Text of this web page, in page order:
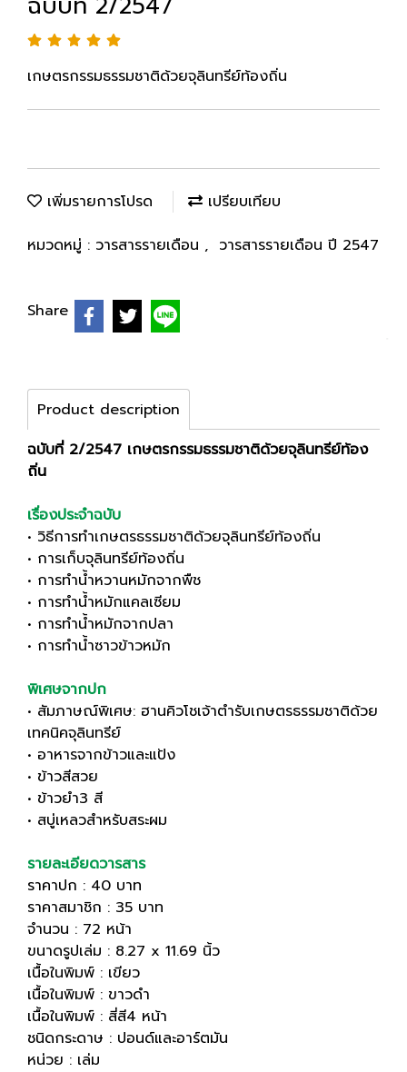
เกษตรกรรมธรรมชาติด้วยจุลินทรีย์ท้องถิ่น
เพิ่มรายการโปรด
เปรียบเทียบ
หมวดหมู่ : วารสารรายเดือน , วารสารรายเดือน ปี 2547
Share
Product description
ฉบับที่ 2/2547 เกษตรกรรมธรรมชาติด้วยจุลินทรีย์ท้อง
ถิ่น
เรื่องประจำฉบับ
• วิธีการทำเกษตรธรรมชาติด้วยจุลินทรีย์ท้องถิ่น
• การเก็บจุลินทรีย์ท้องถิ่น
• การทำน้ำหวานหมักจากพืช
• การทำน้ำหมักแคลเซียม
• การทำน้ำหมักจากปลา
• การทำน้ำซาวข้าวหมัก
พิเศษจากปก
• สัมภาษณ์พิเศษ: ฮานคิวโชเจ้าตำรับเกษตรธรรมชาติด้วย
เทคนิคจุลินทรีย์
• อาหารจากข้าวและแป้ง
• ข้าวสีสวย
• ข้าวยำ3 สี
• สบู่เหลวสำหรับสระผม
รายละเอียดวารสาร
ราคาปก : 40 บาท
ราคาสมาชิก : 35 บาท
จำนวน : 72 หน้า
ขนาดรูปเล่ม : 8.27 x 11.69 นิ้ว
เนื้อในพิมพ์ : เขียว
เนื้อในพิมพ์ : ขาวดำ
เนื้อในพิมพ์ : สี่สี4 หน้า
ชนิดกระดาษ : ปอนด์และอาร์ตมัน
หน่วย : เล่ม